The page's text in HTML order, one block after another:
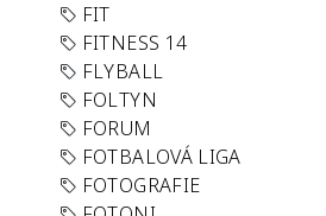
FIT
FITNESS 14
FLYBALL
FOLTYN
FORUM
FOTBALOVÁ LIGA
FOTOGRAFIE